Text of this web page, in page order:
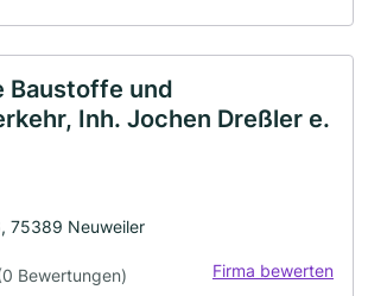
Baustoffe und
Inh. Jochen Dreßler e.
75389 Neuweiler
Bewertungen) Firma bewerten